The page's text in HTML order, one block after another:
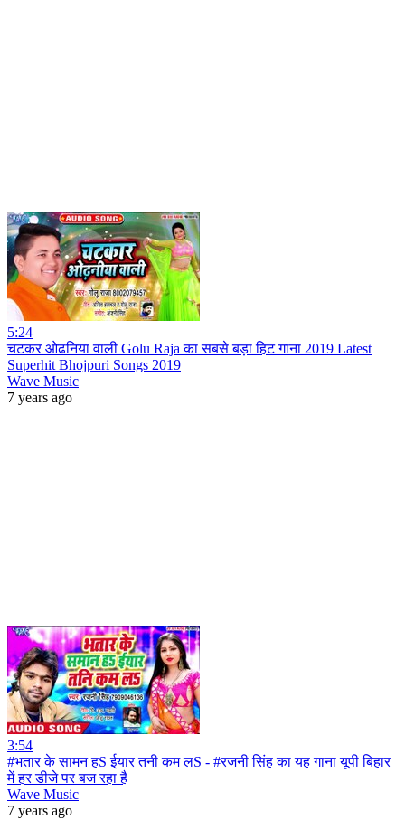
5:24
चटकर ओढनिया वाली Golu Raja का सबसे बड़ा हिट गाना 2019 Latest
Superhit Bhojpuri Songs 2019
Wave Music
7 years ago
3:54
#भतार के सामन हS ईयार तनी कम लS - #रजनी सिंह का यह गाना यूपी बिहार
में हर डीजे पर बज रहा है
Wave Music
7 years ago